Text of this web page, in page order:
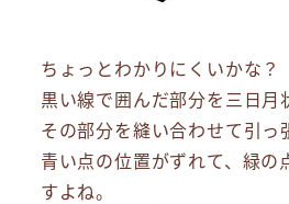
ちょっとわかりにくいかな？
黒い線で囲んだ部分を三日月
その部分を縫い合わせて引っ
青い点の位置がずれて、緑の
すよね。